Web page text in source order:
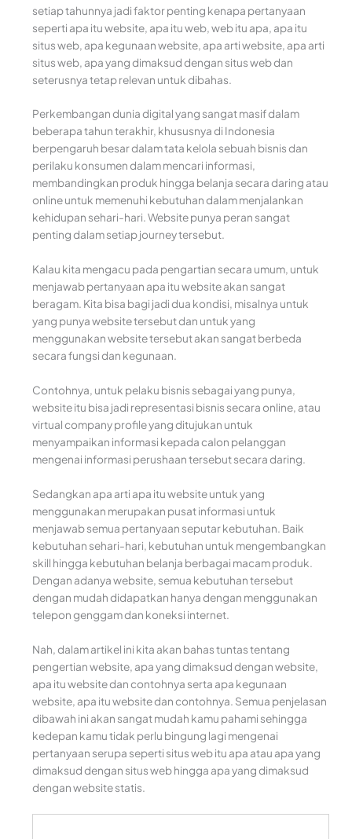
setiap tahunnya jadi faktor penting kenapa pertanyaan
seperti apa itu website, apa itu web, web itu apa, apa itu
situs web, apa kegunaan website, apa arti website, apa arti
situs web, apa yang dimaksud dengan situs web dan
seterusnya tetap relevan untuk dibahas.
Perkembangan dunia digital yang sangat masif dalam
beberapa tahun terakhir, khususnya di Indonesia
berpengaruh besar dalam tata kelola sebuah bisnis dan
perilaku konsumen dalam mencari informasi,
membandingkan produk hingga belanja secara daring atau
online untuk memenuhi kebutuhan dalam menjalankan
kehidupan sehari-hari. Website punya peran sangat
penting dalam setiap journey tersebut.
Kalau kita mengacu pada pengartian secara umum, untuk
menjawab pertanyaan apa itu website akan sangat
beragam. Kita bisa bagi jadi dua kondisi, misalnya untuk
yang punya website tersebut dan untuk yang
menggunakan website tersebut akan sangat berbeda
secara fungsi dan kegunaan.
Contohnya, untuk pelaku bisnis sebagai yang punya,
website itu bisa jadi representasi bisnis secara online, atau
virtual company profile yang ditujukan untuk
menyampaikan informasi kepada calon pelanggan
mengenai informasi perushaan tersebut secara daring.
Sedangkan apa arti apa itu website untuk yang
menggunakan merupakan pusat informasi untuk
menjawab semua pertanyaan seputar kebutuhan. Baik
kebutuhan sehari-hari, kebutuhan untuk mengembangkan
skill hingga kebutuhan belanja berbagai macam produk.
Dengan adanya website, semua kebutuhan tersebut
dengan mudah didapatkan hanya dengan menggunakan
telepon genggam dan koneksi internet.
Nah, dalam artikel ini kita akan bahas tuntas tentang
pengertian website, apa yang dimaksud dengan website,
apa itu website dan contohnya serta apa kegunaan
website, apa itu website dan contohnya. Semua penjelasan
dibawah ini akan sangat mudah kamu pahami sehingga
kedepan kamu tidak perlu bingung lagi mengenai
pertanyaan serupa seperti situs web itu apa atau apa yang
dimaksud dengan situs web hingga apa yang dimaksud
dengan website statis.